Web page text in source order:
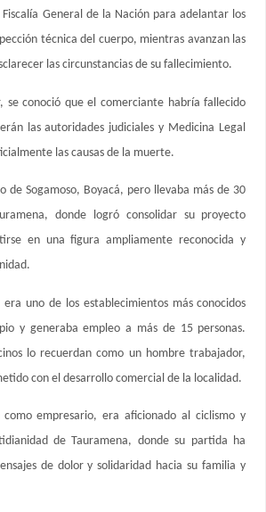
General de la Nación para adelantar los
técnica del cuerpo, mientras avanzan las
las circunstancias de su fallecimiento.
se conoció que el comerciante habría fallecido
las autoridades judiciales y Medicina Legal
las causas de la muerte.
de Sogamoso, Boyacá, pero llevaba más de 30
donde logró consolidar su proyecto
en una figura ampliamente reconocida y
uno de los establecimientos más conocidos
y generaba empleo a más de 15 personas.
lo recuerdan como un hombre trabajador,
con el desarrollo comercial de la localidad.
empresario, era aficionado al ciclismo y
de Tauramena, donde su partida ha
de dolor y solidaridad hacia su familia y